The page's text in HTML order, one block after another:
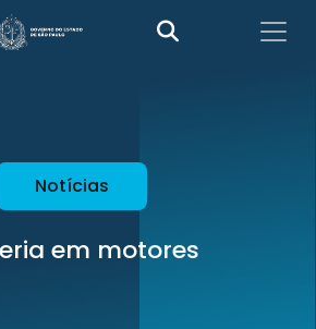
Notícias
em motores